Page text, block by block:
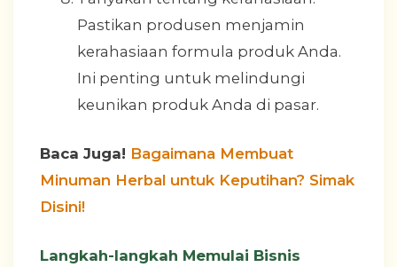
Pastikan produsen menjamin
kerahasiaan formula produk Anda.
Ini penting untuk melindungi
keunikan produk Anda di pasar.
Baca Juga! Bagaimana Membuat
Minuman Herbal untuk Keputihan? Simak
Disini!
Langkah-langkah Memulai Bisnis